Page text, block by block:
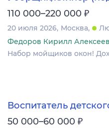
110 000–220 000 ₽
20 июля 2026 Москва
Федоров Кирилл
Набор мойщиков окон!
Воспитатель
50 000–60 000 ₽